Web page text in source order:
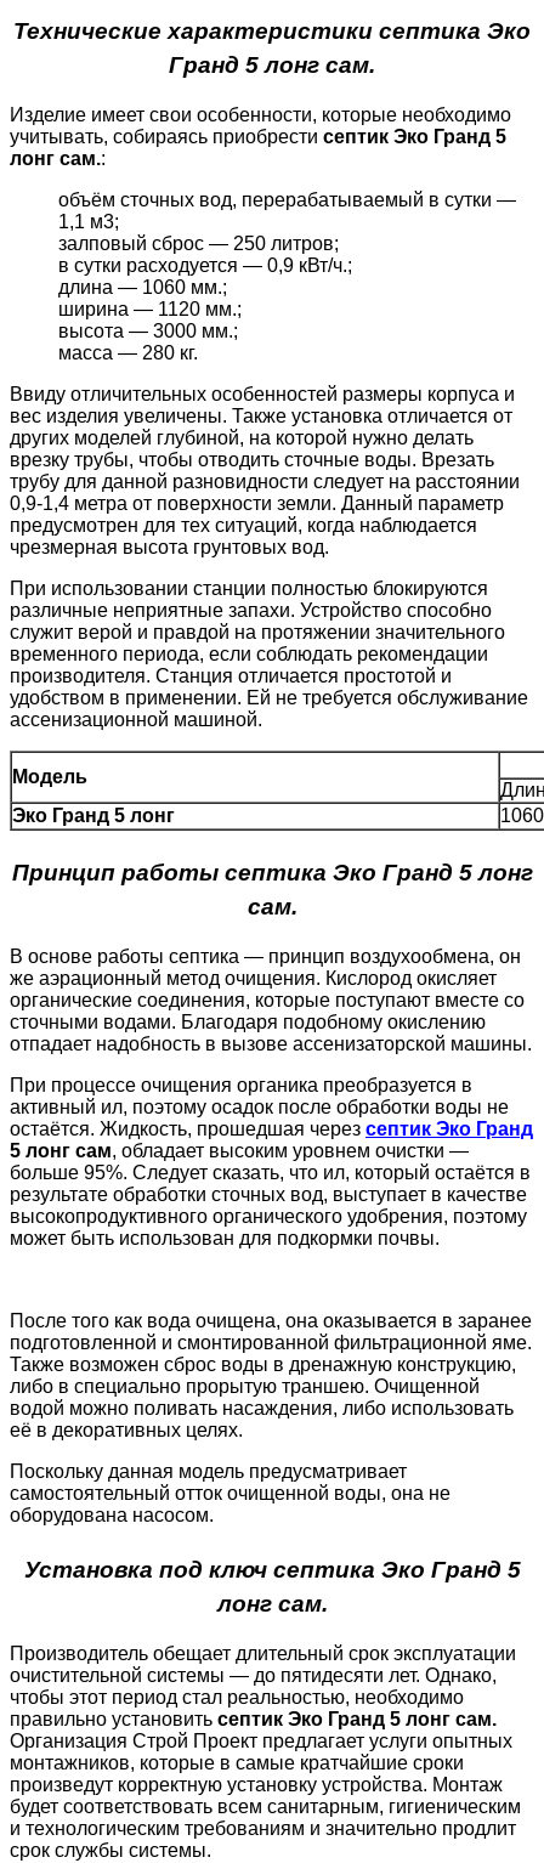
Технические характеристики септика Эко
Гранд 5 лонг сам.
Изделие имеет свои особенности, которые необходимо
учитывать, собираясь приобрести септик Эко Гранд 5
лонг сам.:
объём сточных вод, перерабатываемый в сутки —
1,1 м3;
залповый сброс — 250 литров;
в сутки расходуется — 0,9 кВт/ч.;
длина — 1060 мм.;
ширина — 1120 мм.;
высота — 3000 мм.;
масса — 280 кг.
Ввиду отличительных особенностей размеры корпуса и
вес изделия увеличены. Также установка отличается от
других моделей глубиной, на которой нужно делать
врезку трубы, чтобы отводить сточные воды. Врезать
трубу для данной разновидности следует на расстоянии
0,9-1,4 метра от поверхности земли. Данный параметр
предусмотрен для тех ситуаций, когда наблюдается
чрезмерная высота грунтовых вод.
При использовании станции полностью блокируются
различные неприятные запахи. Устройство способно
служит верой и правдой на протяжении значительного
временного периода, если соблюдать рекомендации
производителя. Станция отличается простотой и
удобством в применении. Ей не требуется обслуживание
ассенизационной машиной.
Модель
Эко Гранд 5 лонг 1060
Принцип работы септика Эко Гранд 5 лонг
сам.
В основе работы септика — принцип воздухообмена, он
же аэрационный метод очищения. Кислород окисляет
органические соединения, которые поступают вместе со
сточными водами. Благодаря подобному окислению
отпадает надобность в вызове ассенизаторской машины.
При процессе очищения органика преобразуется в
активный ил, поэтому осадок после обработки воды не
остаётся. Жидкость, прошедшая через септик Эко Гранд
5 лонг сам, обладает высоким уровнем очистки —
больше 95%. Следует сказать, что ил, который остаётся в
результате обработки сточных вод, выступает в качестве
высокопродуктивного органического удобрения, поэтому
может быть использован для подкормки почвы.
После того как вода очищена, она оказывается в заранее
подготовленной и смонтированной фильтрационной яме.
Также возможен сброс воды в дренажную конструкцию,
либо в специально прорытую траншею. Очищенной
водой можно поливать насаждения, либо использовать
её в декоративных целях.
Поскольку данная модель предусматривает
самостоятельный отток очищенной воды, она не
оборудована насосом.
Установка под ключ септика Эко Гранд 5
лонг сам.
Производитель обещает длительный срок эксплуатации
очистительной системы — до пятидесяти лет. Однако,
чтобы этот период стал реальностью, необходимо
правильно установить септик Эко Гранд 5 лонг сам.
Организация Строй Проект предлагает услуги опытных
монтажников, которые в самые кратчайшие сроки
произведут корректную установку устройства. Монтаж
будет соответствовать всем санитарным, гигиеническим
и технологическим требованиям и значительно продлит
срок службы системы.